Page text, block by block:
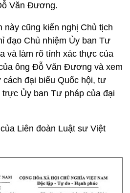
Văn Đương.
này cũng kiến nghị Chủ tịch
đạo Chủ nhiệm Ủy ban Tư
và làm rõ tính xác thực của
ông Đỗ Văn Đương và xem
đại biểu Quốc hội, tư
Ủy ban Tư pháp của đại
Liên đoàn Luật sư Việt